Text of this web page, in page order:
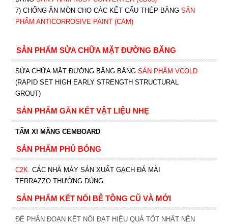
7) CHỐNG ĂN MÒN CHO CÁC KẾT CẤU THÉP BẰNG SẢN
PHẨM ANTICORROSIVE PAINT (CAM)
SẢN PHẨM SỬA CHỮA MẶT ĐƯỜNG BĂNG
SỬA CHỮA MẶT ĐƯỜNG BĂNG BẰNG SẢN PHẨM VCOLD
(RAPID SET HIGH EARLY STRENGTH STRUCTURAL
GROUT)
SẢN PHẨM GẮN KẾT VẬT LIỆU NHẸ
TẤM XI MĂNG CEMBOARD
SẢN PHẨM PHỦ BÓNG
C2K. CÁC NHÀ MÁY SẢN XUẤT GẠCH ĐÁ MÀI
TERRAZZO THƯỜNG DÙNG
SẢN PHẨM KẾT NỐI BÊ TÔNG CŨ VÀ MỚI
ĐỂ PHÂN ĐOẠN KẾT NỐI ĐẠT HIỆU QUẢ TỐT NHẤT NÊN